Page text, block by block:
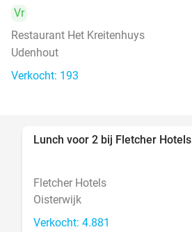
Vr
Restaurant Het Kreitenhuys
Udenhout
Verkocht: 193
Lunch voor 2 bij Fletcher Hotels
Fletcher Hotels
Oisterwijk
Verkocht: 4.881